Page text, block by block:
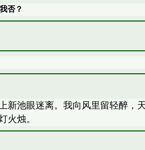
否？
新池眼迷离。我向风里留轻醉，
火烛。